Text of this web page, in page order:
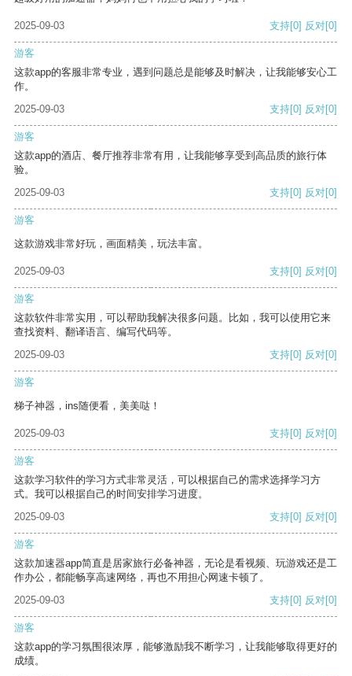
2025-09-03 支持[0] 反对[0]
游客
这款app的客服非常专业，遇到问题总是能够及时解决，让我能够安心工
作。
2025-09-03
支持[0] 反对[0]
游客
这款app的酒店、餐厅推荐非常有用，让我能够享受到高品质的旅行体
验。
2025-09-03
支持[0] 反对[0]
游客
这款游戏非常好玩，画面精美，玩法丰富。
2025-09-03 支持[0] 反对[0]
游客
这款软件非常实用，可以帮助我解决很多问题。比如，我可以使用它来
查找资料、翻译语言、编写代码等。
2025-09-03
支持[0] 反对[0]
游客
梯子神器，ins随便看，美美哒！
2025-09-03 支持[0] 反对[0]
游客
这款学习软件的学习方式非常灵活，可以根据自己的需求选择学习方
式。我可以根据自己的时间安排学习进度。
2025-09-03
支持[0] 反对[0]
游客
这款加速器app简直是居家旅行必备神器，无论是看视频、玩游戏还是工
作办公，都能畅享高速网络，再也不用担心网速卡顿了。
2025-09-03
支持[0] 反对[0]
游客
这款app的学习氛围很浓厚，能够激励我不断学习，让我能够取得更好的
成绩。